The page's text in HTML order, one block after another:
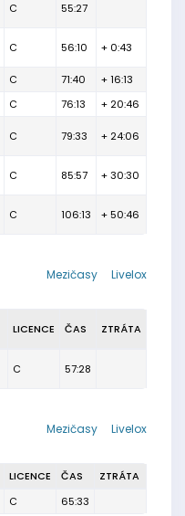
C 55:27
C 56:10 + 0:43
C 71:40
+ 16:13
C 76:13 + 20:46
C 79:33 + 24:06
C 85:57 + 30:30
C 106:13 + 50:46
Livelox
Mezičasy
LICENCE ČAS ZTRÁTA
C 57:28
Livelox
Mezičasy
LICENCE ČAS
ZTRÁTA
C 65:33